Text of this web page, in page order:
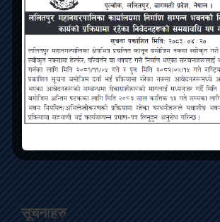
Contact
ललितपुर महानगरपालिका, पुल्चोक, ललितपुर
info@lmc.gov.np
01-5422563
LMC Facebook Page
सूचनाहरु